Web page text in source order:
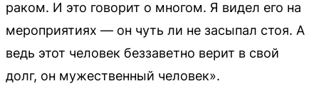
раком. И это говорит о многом. Я видел его на
мероприятиях — он чуть ли не засыпал стоя. А
ведь этот человек беззаветно верит в свой
долг, он мужественный человек».